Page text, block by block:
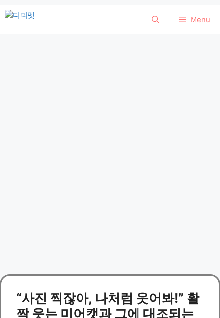
컨
Menu
“사진 찍잖아, 나처럼 웃어봐!” 활
짝 웃는 미어캣과 그에 대조되는